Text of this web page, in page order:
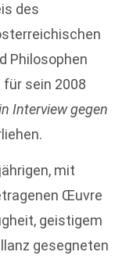
des
Philosophen
sein 2008
Interview gegen
mit
Œuvre
geistigem
gesegneten